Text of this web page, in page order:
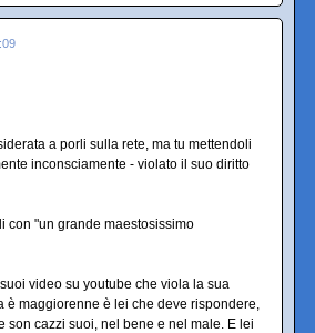
a porli sulla rete, ma tu mettendoli
inconsciamente - violato il suo diritto
con "un grande maestosissimo
video su youtube che viola la sua
è maggiorenne è lei che deve rispondere,
son cazzi suoi, nel bene e nel male. E lei